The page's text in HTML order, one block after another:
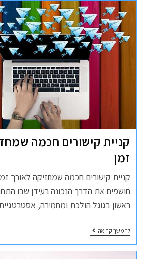
קניית קישורים חכמה
זמן
קניית קישורים חכמה שמחזיקה לאורך
חושפים את הדרך הנכונה בעידן שבו
ראשון בגוגל הולכת ומחמירה,
להמשך קריאה